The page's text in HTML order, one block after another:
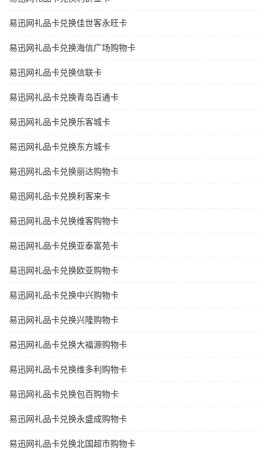
易迅网礼品卡兑换佳世客永旺卡
易迅网礼品卡兑换海信广场购物卡
易迅网礼品卡兑换信联卡
易迅网礼品卡兑换青岛百通卡
易迅网礼品卡兑换乐客城卡
易迅网礼品卡兑换东方城卡
易迅网礼品卡兑换丽达购物卡
易迅网礼品卡兑换利客来卡
易迅网礼品卡兑换维客购物卡
易迅网礼品卡兑换亚泰富苑卡
易迅网礼品卡兑换欧亚购物卡
易迅网礼品卡兑换中兴购物卡
易迅网礼品卡兑换兴隆购物卡
易迅网礼品卡兑换大福源购物卡
易迅网礼品卡兑换维多利购物卡
易迅网礼品卡兑换包百购物卡
易迅网礼品卡兑换永盛成购物卡
易迅网礼品卡兑换北国超市购物卡